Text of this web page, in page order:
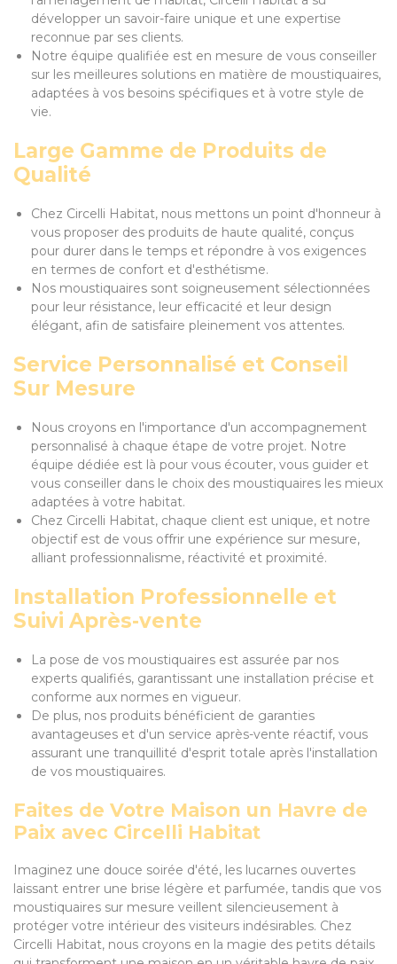
développer un savoir-faire unique et une expertise
reconnue par ses clients.
Notre équipe qualifiée est en mesure de vous conseiller
sur les meilleures solutions en matière de moustiquaires,
adaptées à vos besoins spécifiques et à votre style de
vie.
Large Gamme de Produits de
Qualité
Chez Circelli Habitat, nous mettons un point d'honneur à
vous proposer des produits de haute qualité, conçus
pour durer dans le temps et répondre à vos exigences
en termes de confort et d'esthétisme.
Nos moustiquaires sont soigneusement sélectionnées
pour leur résistance, leur efficacité et leur design
élégant, afin de satisfaire pleinement vos attentes.
Service Personnalisé et Conseil
Sur Mesure
Nous croyons en l'importance d'un accompagnement
personnalisé à chaque étape de votre projet. Notre
équipe dédiée est là pour vous écouter, vous guider et
vous conseiller dans le choix des moustiquaires les mieux
adaptées à votre habitat.
Chez Circelli Habitat, chaque client est unique, et notre
objectif est de vous offrir une expérience sur mesure,
alliant professionnalisme, réactivité et proximité.
Installation Professionnelle et
Suivi Après-vente
La pose de vos moustiquaires est assurée par nos
experts qualifiés, garantissant une installation précise et
conforme aux normes en vigueur.
De plus, nos produits bénéficient de garanties
avantageuses et d'un service après-vente réactif, vous
assurant une tranquillité d'esprit totale après l'installation
de vos moustiquaires.
Faites de Votre Maison un Havre de
Paix avec Circelli Habitat
Imaginez une douce soirée d'été, les lucarnes ouvertes
laissant entrer une brise légère et parfumée, tandis que vos
moustiquaires sur mesure veillent silencieusement à
protéger votre intérieur des visiteurs indésirables. Chez
Circelli Habitat, nous croyons en la magie des petits détails